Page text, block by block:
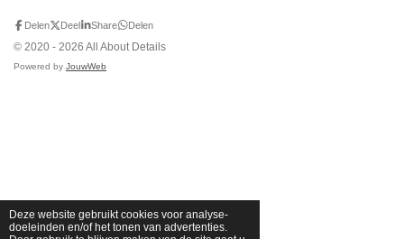
Deze website gebruikt cookies voor analyse-
doeleinden en/of het tonen van advertenties.
Delen Deel Share Delen
© 2020 - 2026 All About Details
Powered by JouwWeb